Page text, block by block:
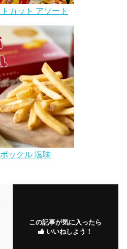
カット アソート
ックル 塩味
この記事が気に入ったら
いいねしよう！